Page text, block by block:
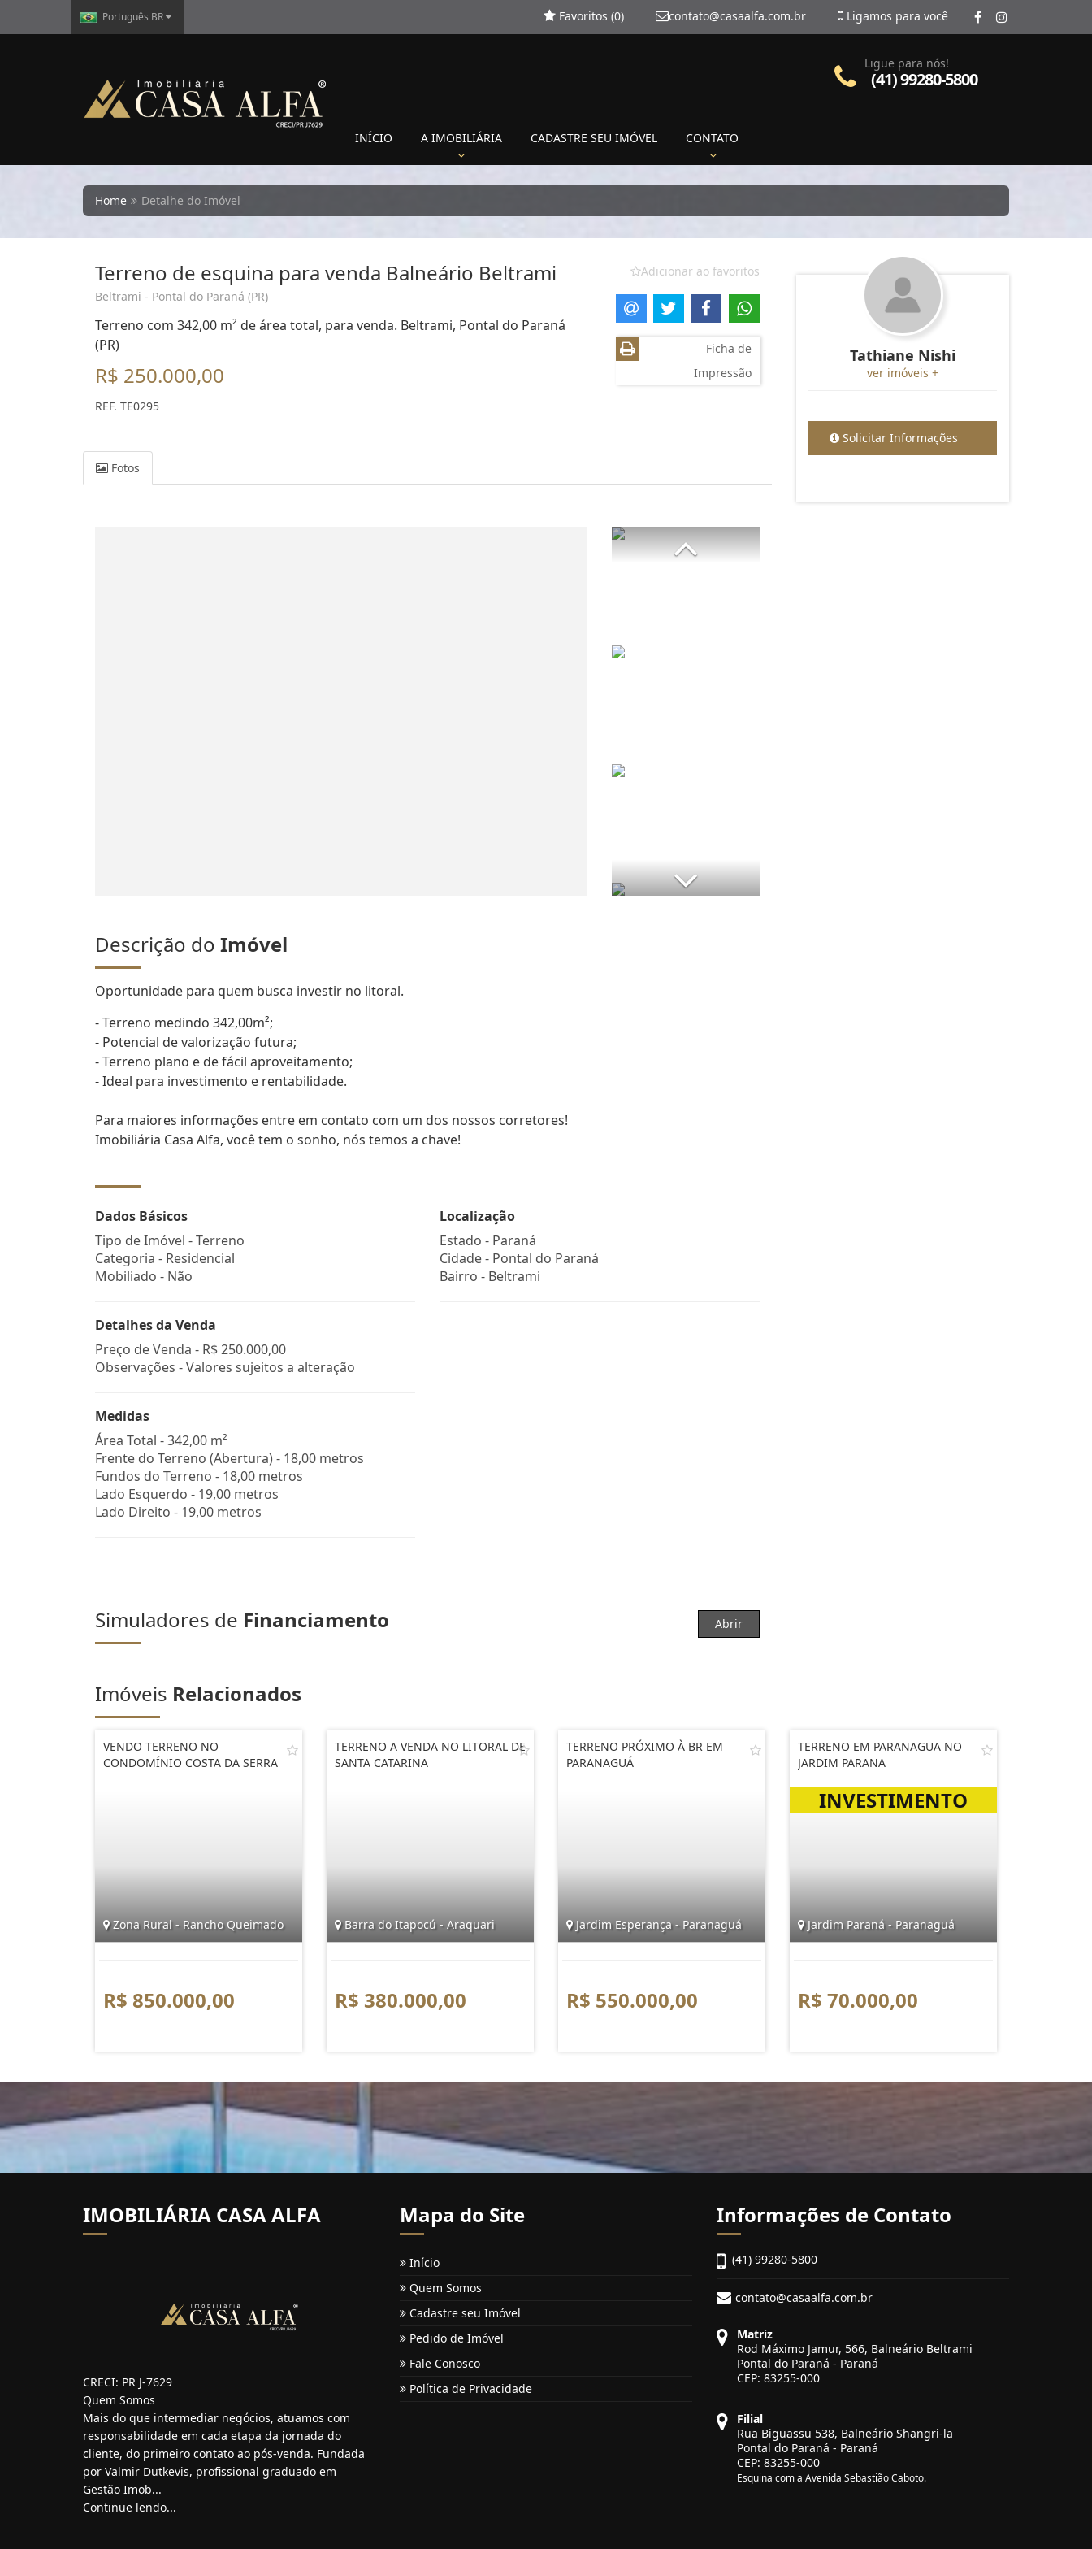
Português BR Ligamos para você
contato@casaalfa.com.br
Favoritos (0)
INÍCIO A IMOBILIÁRIA CADASTRE SEU IMÓVEL CONTATO
Ligue para nós!
(41) 99280-5800
Home Detalhe do Imóvel
Terreno de esquina para venda Balneário Beltrami
Beltrami - Pontal do Paraná (PR)
Terreno com 342,00 m² de área total, para venda. Beltrami, Pontal do Paraná
(PR)
R$ 250.000,00
REF. TE0295
Adicionar ao favoritos
Ficha de
Impressão
Fotos
Descrição do Imóvel
Oportunidade para quem busca investir no litoral.
- Terreno medindo 342,00m²;
- Potencial de valorização futura;
- Terreno plano e de fácil aproveitamento;
- Ideal para investimento e rentabilidade.
Para maiores informações entre em contato com um dos nossos corretores!
Imobiliária Casa Alfa, você tem o sonho, nós temos a chave!
Dados Básicos
Tipo de Imóvel - Terreno
Categoria - Residencial
Mobiliado - Não
Detalhes da Venda
Preço de Venda - R$ 250.000,00
Observações - Valores sujeitos a alteração
Medidas
Área Total - 342,00 m²
Frente do Terreno (Abertura) - 18,00 metros
Fundos do Terreno - 18,00 metros
Lado Esquerdo - 19,00 metros
Lado Direito - 19,00 metros
Localização
Estado - Paraná
Cidade - Pontal do Paraná
Bairro - Beltrami
Simuladores de Financiamento Abrir
Tathiane Nishi
ver imóveis +
Solicitar Informações
Imóveis Relacionados
VENDO TERRENO NO
CONDOMÍNIO COSTA DA SERRA
Zona Rural - Rancho Queimado
R$ 850.000,00
TERRENO A VENDA NO LITORAL DE
SANTA CATARINA
Barra do Itapocú - Araquari
R$ 380.000,00
TERRENO PRÓXIMO À BR EM
PARANAGUÁ
Jardim Esperança - Paranaguá
R$ 550.000,00
TERRENO EM PARANAGUA NO
JARDIM PARANA
Jardim Paraná - Paranaguá
R$ 70.000,00
IMOBILIÁRIA CASA ALFA
CRECI: PR J-7629
Quem Somos
Mais do que intermediar negócios, atuamos com
responsabilidade em cada etapa da jornada do
cliente, do primeiro contato ao pós-venda. Fundada
por Valmir Dutkevis, profissional graduado em
Gestão Imob...
Continue lendo...
Mapa do Site
Início
Quem Somos
Cadastre seu Imóvel
Pedido de Imóvel
Fale Conosco
Política de Privacidade
Informações de Contato
(41) 99280-5800
contato@casaalfa.com.br
Matriz
Rod Máximo Jamur, 566, Balneário Beltrami
Pontal do Paraná - Paraná
CEP: 83255-000
Filial
Rua Biguassu 538, Balneário Shangri-la
Pontal do Paraná - Paraná
CEP: 83255-000
Esquina com a Avenida Sebastião Caboto.